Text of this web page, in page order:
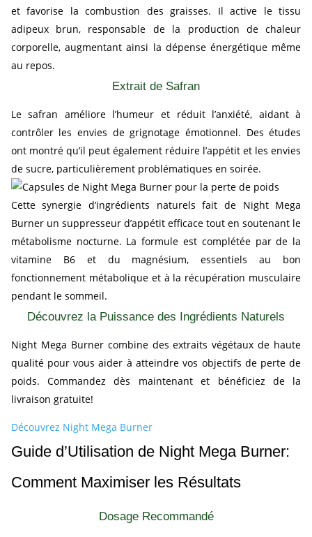
et favorise la combustion des graisses. Il active le tissu
adipeux brun, responsable de la production de chaleur
corporelle, augmentant ainsi la dépense énergétique même
au repos.
Extrait de Safran
Le safran améliore l’humeur et réduit l’anxiété, aidant à
contrôler les envies de grignotage émotionnel. Des études
ont montré qu’il peut également réduire l’appétit et les envies
de sucre, particulièrement problématiques en soirée.
Cette synergie d’ingrédients naturels fait de Night Mega
Burner un suppresseur d’appétit efficace tout en soutenant le
métabolisme nocturne. La formule est complétée par de la
vitamine B6 et du magnésium, essentiels au bon
fonctionnement métabolique et à la récupération musculaire
pendant le sommeil.
Découvrez la Puissance des Ingrédients Naturels
Night Mega Burner combine des extraits végétaux de haute
qualité pour vous aider à atteindre vos objectifs de perte de
poids. Commandez dès maintenant et bénéficiez de la
livraison gratuite!
Découvrez Night Mega Burner
Guide d’Utilisation de Night Mega Burner:
Comment Maximiser les Résultats
Dosage Recommandé